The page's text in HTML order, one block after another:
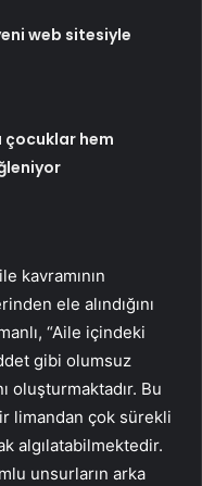
web sitesiyle
çocuklar hem
kavramının
ele alındığını
“Aile içindeki
gibi olumsuz
oluşturmaktadır. Bu
limandan çok sürekli
algılatabilmektedir.
unsurların arka